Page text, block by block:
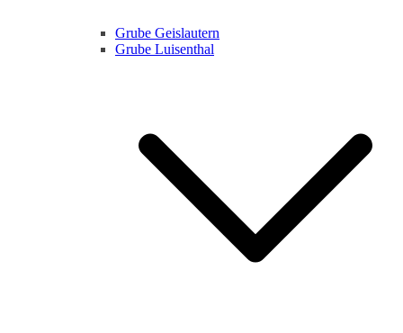
Grube Geislautern
Grube Luisenthal